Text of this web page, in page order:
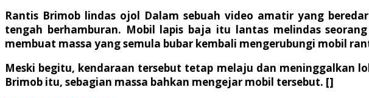
Rantis Brimob lindas ojol Dalam sebuah video amatir yang
tengah berhamburan. Mobil lapis baja itu lantas melindas
membuat massa yang semula bubar kembali mengerubungi mobil
Meski begitu, kendaraan tersebut tetap melaju dan meninggalkan
Brimob itu, sebagian massa bahkan mengejar mobil tersebut. []